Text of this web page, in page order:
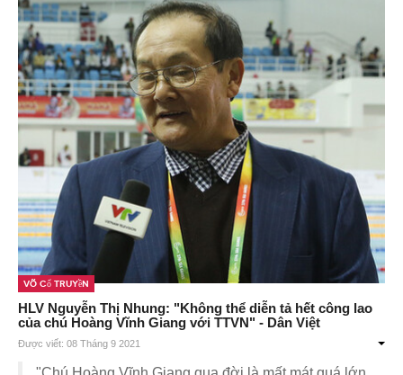
Võ Cổ Truyền
HLV Nguyễn Thị Nhung: "Không thể diễn tả hết công lao
của chú Hoàng Vĩnh Giang với TTVN" - Dân Việt
Được viết: 08 Tháng 9 2021